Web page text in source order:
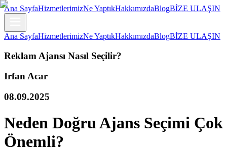
Ana SayfaHizmetlerimizNe YaptıkHakkımızdaBlogBİZE ULAŞIN
Ana SayfaHizmetlerimizNe YaptıkHakkımızdaBlogBİZE ULAŞIN
Reklam Ajansı Nasıl Seçilir?
Irfan Acar
08.09.2025
Neden Doğru Ajans Seçimi Çok
Önemli?